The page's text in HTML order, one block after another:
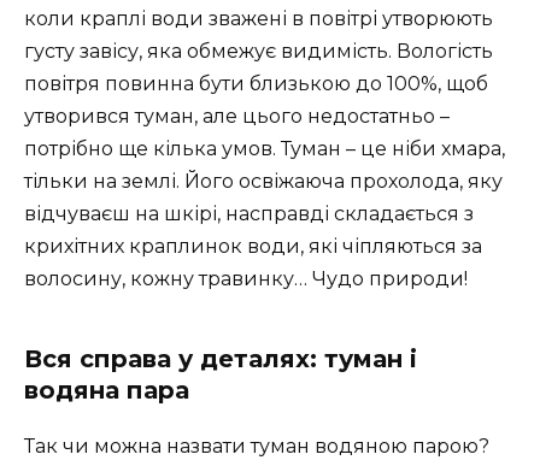
коли краплі води зважені в повітрі утворюють
густу завісу, яка обмежує видимість. Вологість
повітря повинна бути близькою до 100%, щоб
утворився туман, але цього недостатньо –
потрібно ще кілька умов. Туман – це ніби хмара,
тільки на землі. Його освіжаюча прохолода, яку
відчуваєш на шкірі, насправді складається з
крихітних краплинок води, які чіпляються за
волосину, кожну травинку… Чудо природи!
Вся справа у деталях: туман і
водяна пара
Так чи можна назвати туман водяною парою?